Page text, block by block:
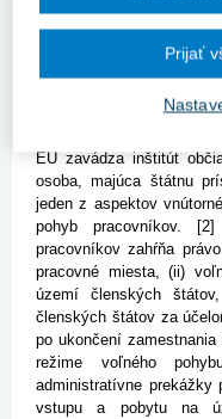
reprezentovanú
Voľný pohyb
Do všetkých už
EÚ zavádza inštitút
osoba, majúca štátnu
jeden z aspektov
pohyb pracovníkov.
pracovníkov zahŕňa
pracovné miesta, (ii)
území členských
členských štátov za
po ukončení
režime voľného
administratívne prekážky
vstupu a pobytu na
Prijať